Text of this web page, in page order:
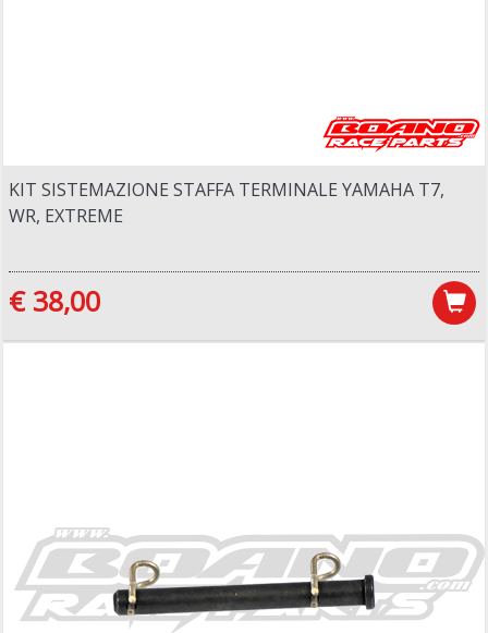
KIT SISTEMAZIONE STAFFA TERMINALE YAMAHA T7,
WR, EXTREME
€ 38,00